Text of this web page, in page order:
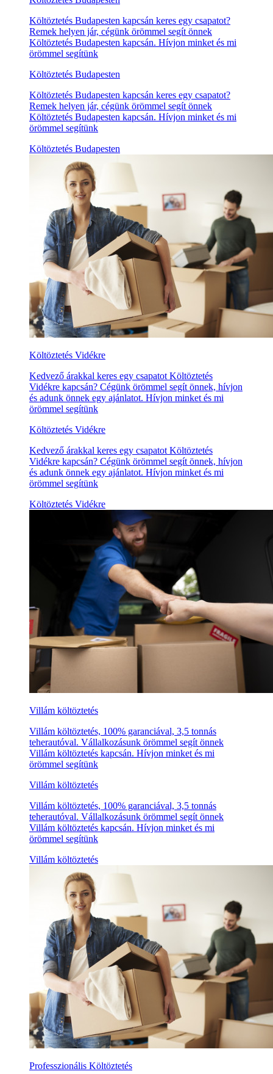
Költöztetés Budapesten kapcsán keres egy csapatot?
Remek helyen jár, cégünk örömmel segít önnek
Költöztetés Budapesten kapcsán. Hívjon minket és mi
örömmel segítünk
Költöztetés Budapesten
Költöztetés Budapesten kapcsán keres egy csapatot?
Remek helyen jár, cégünk örömmel segít önnek
Költöztetés Budapesten kapcsán. Hívjon minket és mi
örömmel segítünk
Költöztetés Budapesten
Költöztetés Vidékre
Kedvező árakkal keres egy csapatot Költöztetés
Vidékre kapcsán? Cégünk örömmel segít önnek, hívjon
és adunk önnek egy ajánlatot. Hívjon minket és mi
örömmel segítünk
Költöztetés Vidékre
Kedvező árakkal keres egy csapatot Költöztetés
Vidékre kapcsán? Cégünk örömmel segít önnek, hívjon
és adunk önnek egy ajánlatot. Hívjon minket és mi
örömmel segítünk
Költöztetés Vidékre
Villám költöztetés
Villám költöztetés, 100% garanciával, 3,5 tonnás
teherautóval. Vállalkozásunk örömmel segít önnek
Villám költöztetés kapcsán. Hívjon minket és mi
örömmel segítünk
Villám költöztetés
Villám költöztetés, 100% garanciával, 3,5 tonnás
teherautóval. Vállalkozásunk örömmel segít önnek
Villám költöztetés kapcsán. Hívjon minket és mi
örömmel segítünk
Villám költöztetés
Professzionális Költöztetés